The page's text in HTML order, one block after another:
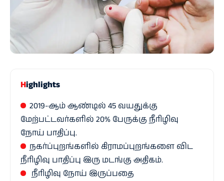
Highlights
2019-ஆம் ஆண்டில் 45 வயதுக்கு
மேற்பட்டவர்களில் 20% பேருக்கு நீரிழிவு
நோய் பாதிப்பு.
நகர்ப்புறங்களில் கிராமப்புறங்களை விட
நீரிழிவு பாதிப்பு இரு மடங்கு அதிகம்.
நீரிழிவு நோய் இருப்பதை